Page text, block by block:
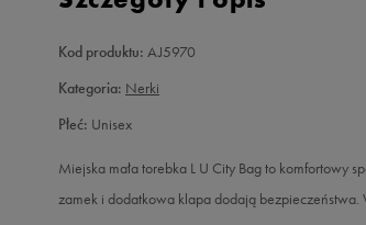
Kod produktu: AJ5970
Kategoria: Nerki
Płeć: Unisex
Miejska mała torebka L U City Bag to
zamek i dodatkowa klapa dodają